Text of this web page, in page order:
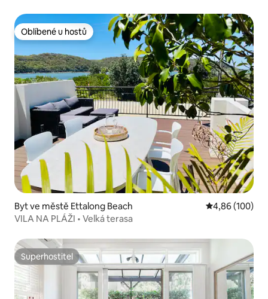
Oblíbené u hostů
Oblíbené u hostů
Byt ve městě Ettalong Beach Průměrné
4,86 (100)
VILA NA PLÁŽI • Velká terasa
Superhostitel
Superhostitel